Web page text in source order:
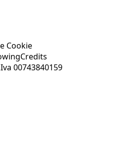
Cookie
Credits
00743840159